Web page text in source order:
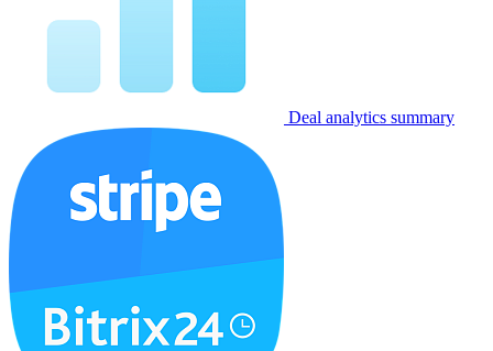
Deal analytics summary